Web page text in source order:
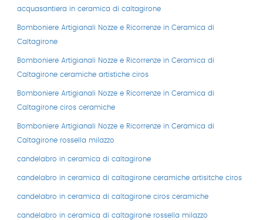
acquasantiera in ceramica di caltagirone
Bomboniere Artigianali Nozze e Ricorrenze in Ceramica di
Caltagirone
Bomboniere Artigianali Nozze e Ricorrenze in Ceramica di
Caltagirone ceramiche artistiche ciros
Bomboniere Artigianali Nozze e Ricorrenze in Ceramica di
Caltagirone ciros ceramiche
Bomboniere Artigianali Nozze e Ricorrenze in Ceramica di
Caltagirone rossella milazzo
candelabro in ceramica di caltagirone
candelabro in ceramica di caltagirone ceramiche artisitche ciros
candelabro in ceramica di caltagirone ciros ceramiche
candelabro in ceramica di caltagirone rossella milazzo